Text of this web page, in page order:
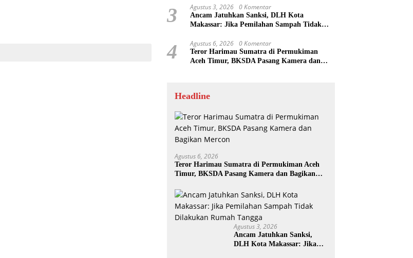
3 Agustus 3, 2026 0 Komentar
Ancam Jatuhkan Sanksi, DLH Kota
Makassar: Jika Pemilahan Sampah Tidak
4 Agustus 6, 2026 0 Komentar
Teror Harimau Sumatra di Permukiman
Aceh Timur, BKSDA Pasang Kamera dan
Headline
Agustus 6, 2026
Teror Harimau Sumatra di Permukiman Aceh
Timur, BKSDA Pasang Kamera dan Bagikan
Agustus 3, 2026
Ancam Jatuhkan Sanksi,
DLH Kota Makassar: Jika